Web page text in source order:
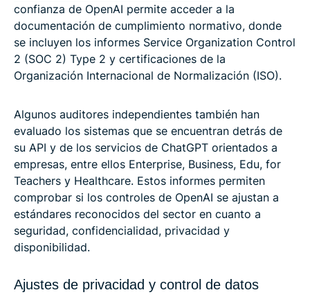
confianza de OpenAI permite acceder a la
documentación de cumplimiento normativo, donde
se incluyen los informes Service Organization Control
2 (SOC 2) Type 2 y certificaciones de la
Organización Internacional de Normalización (ISO).
Algunos auditores independientes también han
evaluado los sistemas que se encuentran detrás de
su API y de los servicios de ChatGPT orientados a
empresas, entre ellos Enterprise, Business, Edu, for
Teachers y Healthcare. Estos informes permiten
comprobar si los controles de OpenAI se ajustan a
estándares reconocidos del sector en cuanto a
seguridad, confidencialidad, privacidad y
disponibilidad.
Ajustes de privacidad y control de datos